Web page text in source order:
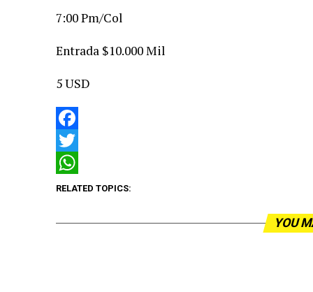
7:00 Pm/Col
Entrada $10.000 Mil
5 USD
Facebook
Twitter
WhatsApp
RELATED TOPICS:
YOU